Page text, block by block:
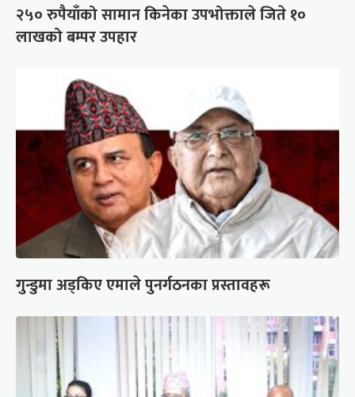
२५० रुपैयाँको सामान किनेका उपभोक्ताले जिते १०
लाखको बम्पर उपहार
गुन्डुमा अड्किए एमाले पुनर्गठनका प्रस्तावहरू